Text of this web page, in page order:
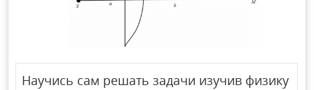
Научись сам решать задачи изучив физику